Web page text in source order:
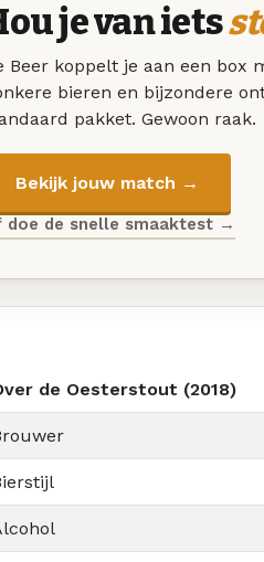
je van iets
Beer koppelt je aan een box
bieren en bijzondere
pakket. Gewoon raak.
Bekijk jouw match →
doe de snelle smaaktest →
de Oesterstout (2018)